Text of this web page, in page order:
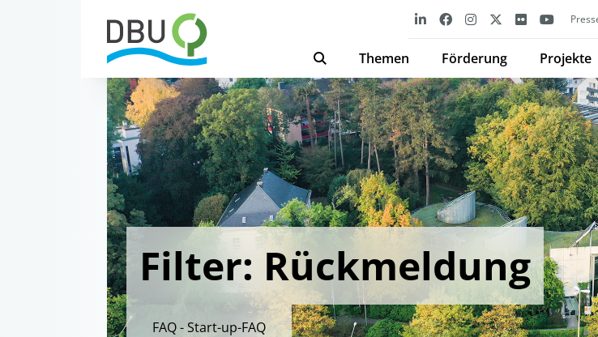
Themen Förderung Projekte
Filter: Rückmeldung
FAQ - Start-up-FAQ